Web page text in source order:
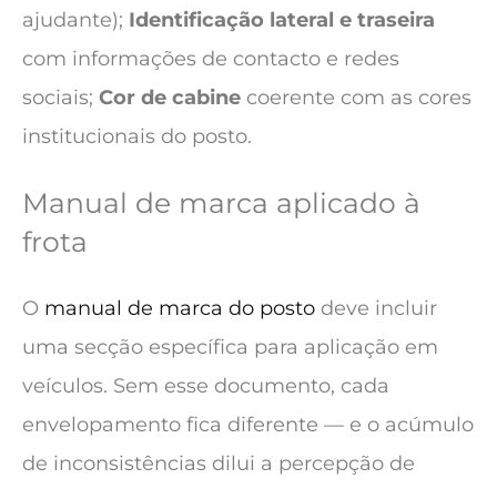
ajudante); Identificação lateral e traseira
com informações de contacto e redes
sociais; Cor de cabine coerente com as cores
institucionais do posto.
Manual de marca aplicado à
frota
O manual de marca do posto deve incluir
uma secção específica para aplicação em
veículos. Sem esse documento, cada
envelopamento fica diferente — e o acúmulo
de inconsistências dilui a percepção de